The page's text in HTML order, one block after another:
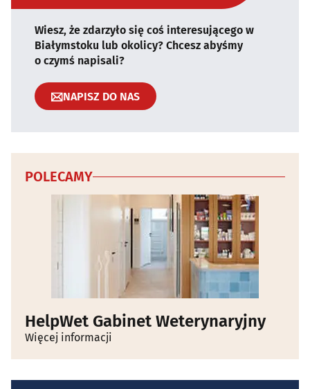
Wiesz, że zdarzyło się coś interesującego w
Białymstoku lub okolicy? Chcesz abyśmy
o czymś napisali?
NAPISZ DO NAS
POLECAMY
HelpWet Gabinet Weterynaryjny
Więcej informacji